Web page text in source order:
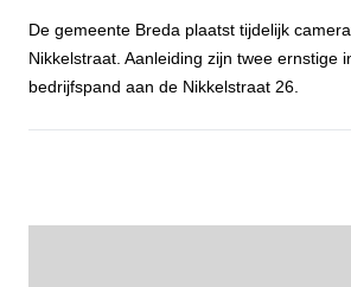
De gemeente Breda plaatst tijdelijk
Nikkelstraat. Aanleiding zijn twee ernstige
bedrijfspand aan de Nikkelstraat 26.